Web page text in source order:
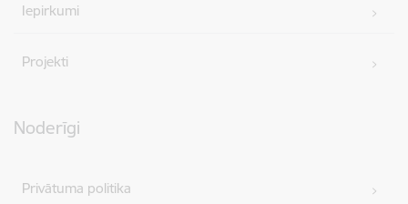
Iepirkumi
Projekti
Noderīgi
Privātuma politika